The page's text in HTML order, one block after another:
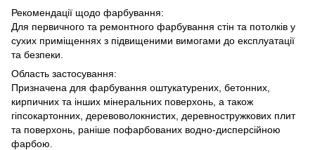
Рекомендації щодо фарбування:
Для первичного та ремонтного фарбування стін та потолків у
сухих приміщеннях з підвищеними вимогами до експлуатації
та безпеки.
Область застосування:
Призначена для фарбування оштукатурених, бетонних,
кирпичних та інших мінеральних поверхонь, а також
гіпсокартонних, деревоволокнистих, деревностружкових плит
та поверхонь, раніше пофарбованих водно-дисперсійною
фарбою.